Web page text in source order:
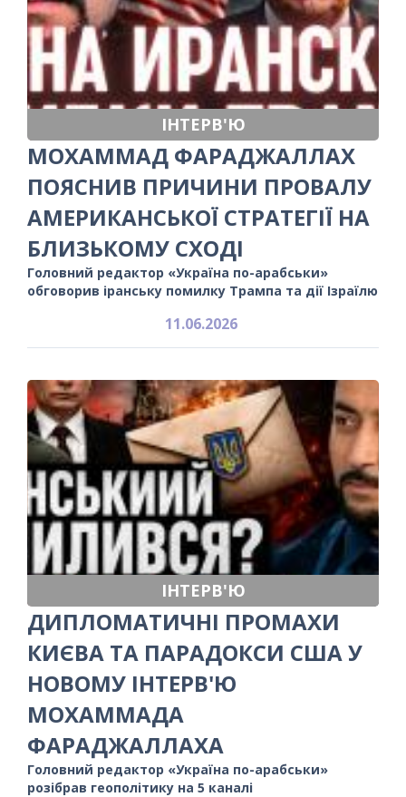
ІНТЕРВ'Ю
МОХАММАД ФАРАДЖАЛЛАХ
ПОЯСНИВ ПРИЧИНИ ПРОВАЛУ
АМЕРИКАНСЬКОЇ СТРАТЕГІЇ НА
БЛИЗЬКОМУ СХОДІ
Головний редактор «Україна по-арабськи»
обговорив іранську помилку Трампа та дії Ізраїлю
11.06.2026
ІНТЕРВ'Ю
ДИПЛОМАТИЧНІ ПРОМАХИ
КИЄВА ТА ПАРАДОКСИ США У
НОВОМУ ІНТЕРВ'Ю
МОХАММАДА
ФАРАДЖАЛЛАХА
Головний редактор «Україна по-арабськи»
розібрав геополітику на 5 каналі